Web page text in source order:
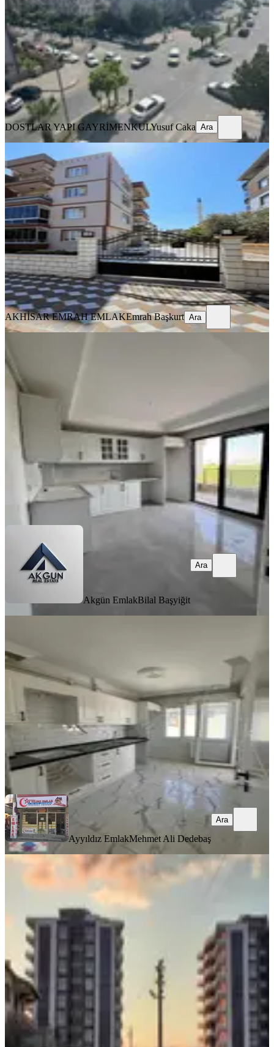
Akhisar, Hürriyet Mahallesi
3+1
· 180 m² 4. Kat·19.07.2026
20.000 ₺
DOSTLAR YAPI GAYRİMENKUL
Ara
DOSTLAR YAPI GAYRİMENKULYusuf Caka Ara
Emrah Emlaktan Hürriyet Mah
Kiralık Daire
Akhisar, Hürriyet Mahallesi
3+1
130 m²·3. Kat 19.07.2026
28.000 ₺
AKHİSAR EMRAH EMLAKEmrah Başkurt
Ara
AKHİSAR EMRAH EMLAKEmrah Başkurt Ara
Kiralık 2+1 95 M2 Arakat Daire
17.07.2026
24.000 ₺
Akgün EmlakBilal Başyiğit
Akgün EmlakBilal Başyiğit
Ara
2+1 ·100 m² 3. Kat·
21.000 ₺
Ayyıldız EmlakMehmet Ali Dedebaş
Ayyıldız EmlakMehmet Ali Dedebaş
Ara
BALKONLU
Manisa Akhisar Efemden Hürriyet
Mh Kiralık 2+1 Daire
Akhisar, Hürriyet Mahallesi
2+1· 70 m²·
17.000 ₺
Efem Gayrimenkul Orhun Çimen